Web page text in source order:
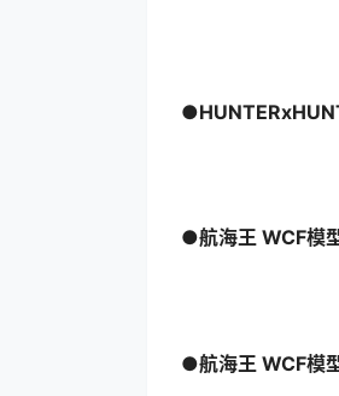
●航海王 WCF模
●航海王 WCF模